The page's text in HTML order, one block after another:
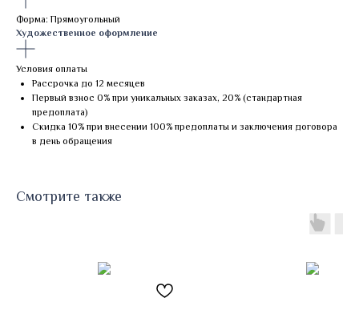
Форма: Прямоугольный
Художественное оформление
Условия оплаты
Рассрочка до 12 месяцев
Первый взнос 0% при уникальных заказах, 20% (стандартная
предоплата)
Скидка 10% при внесении 100% предоплаты и заключения договора
в день обращения
Смотрите также